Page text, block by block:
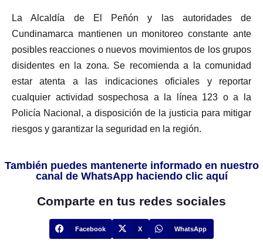
La Alcaldía de El Peñón y las autoridades de
Cundinamarca mantienen un monitoreo constante ante
posibles reacciones o nuevos movimientos de los grupos
disidentes en la zona. Se recomienda a la comunidad
estar atenta a las indicaciones oficiales y reportar
cualquier actividad sospechosa a la línea 123 o a la
Policía Nacional, a disposición de la justicia para mitigar
riesgos y garantizar la seguridad en la región.
También puedes mantenerte informado en nuestro
canal de WhatsApp haciendo clic aquí
Comparte en tus redes sociales
Facebook X WhatsApp